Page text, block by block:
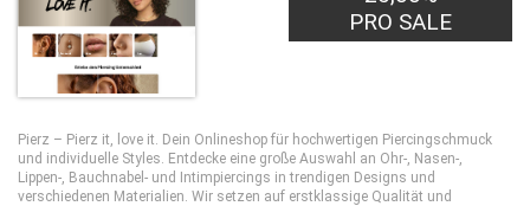
PRO SALE
Pierz – Pierz it, love it. Dein Onlineshop für hochwertigen Piercingschmuck
und individuelle Styles. Entdecke eine große Auswahl an Ohr-, Nasen-,
Lippen-, Bauchnabel- und Intimpiercings in trendigen Designs und
verschiedenen Materialien. Wir setzen auf erstklassige Qualität und